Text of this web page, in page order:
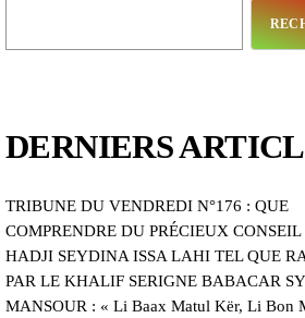
DERNIERS
TRIBUNE DU VENDREDI N°176 : QUE
COMPRENDRE DU PRÉCIEUX CONSEIL
HADJI SEYDINA ISSA LAHI TEL QUE
PAR LE KHALIF SERIGNE BABACAR SY
MANSOUR : « Li Baax Matul Kër, Li Bon